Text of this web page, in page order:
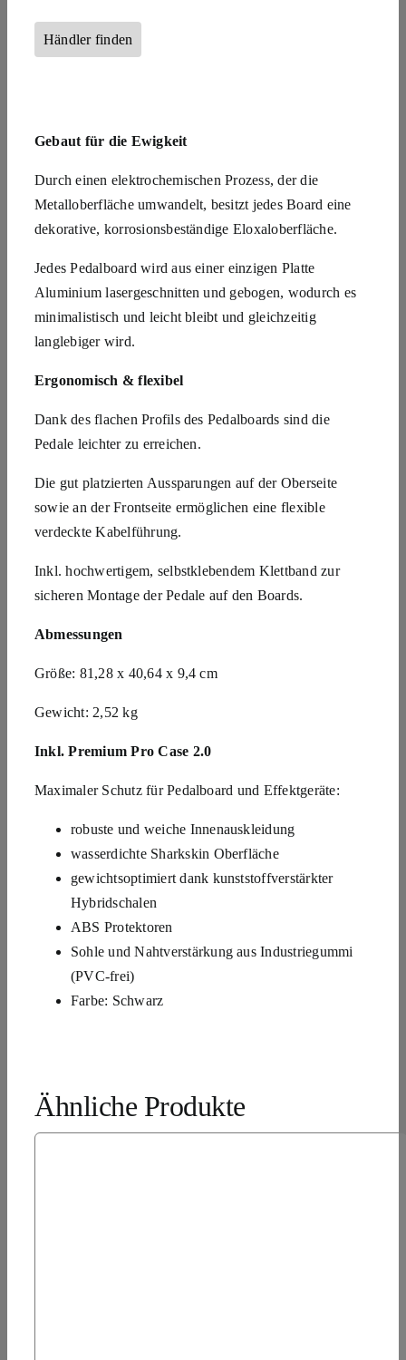
Händler finden
Gebaut für die Ewigkeit
Durch einen elektrochemischen Prozess, der die
Metalloberfläche umwandelt, besitzt jedes Board eine
dekorative, korrosionsbeständige Eloxaloberfläche.
Jedes Pedalboard wird aus einer einzigen Platte
Aluminium lasergeschnitten und gebogen, wodurch es
minimalistisch und leicht bleibt und gleichzeitig
langlebiger wird.
Ergonomisch & flexibel
Dank des flachen Profils des Pedalboards sind die
Pedale leichter zu erreichen.
Die gut platzierten Aussparungen auf der Oberseite
sowie an der Frontseite ermöglichen eine flexible
verdeckte Kabelführung.
Inkl. hochwertigem, selbstklebendem Klettband zur
sicheren Montage der Pedale auf den Boards.
Abmessungen
Größe: 81,28 x 40,64 x 9,4 cm
Gewicht: 2,52 kg
Inkl. Premium Pro Case 2.0
Maximaler Schutz für Pedalboard und Effektgeräte:
robuste und weiche Innenauskleidung
wasserdichte Sharkskin Oberfläche
gewichtsoptimiert dank kunststoffverstärkter
Hybridschalen
ABS Protektoren
Sohle und Nahtverstärkung aus Industriegummi
(PVC-frei)
Farbe: Schwarz
Ähnliche Produkte